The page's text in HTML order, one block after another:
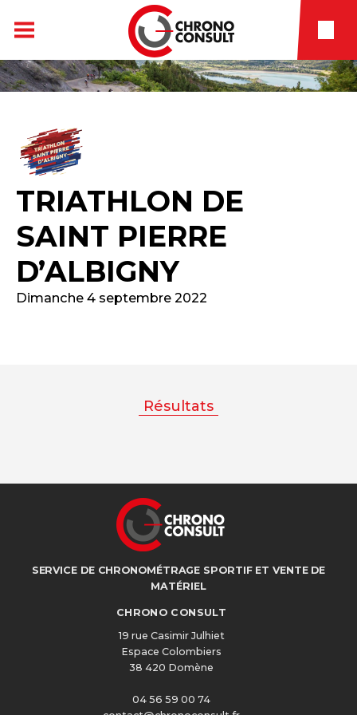
TRIATHLON DE
SAINT PIERRE
D’ALBIGNY
Dimanche 4 septembre 2022
Résultats
SERVICE DE CHRONOMÉTRAGE SPORTIF ET VENTE DE
MATÉRIEL
CHRONO CONSULT
19 rue Casimir Julhiet
Espace Colombiers
38 420 Domène
04 56 59 00 74